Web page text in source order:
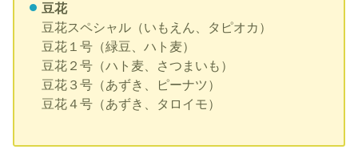
豆花
豆花スペシャル（いもえん、タピオカ）
豆花１号（緑豆、ハト麦）
豆花２号（ハト麦、さつまいも）
豆花３号（あずき、ピーナツ）
豆花４号（あずき、タロイモ）